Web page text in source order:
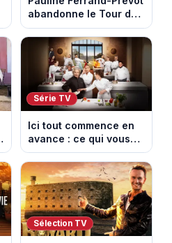
abandonne le Tour de
France Femmes avant
la 8e étape
Série TV
Ici tout commence en
avance : ce qui vous
attend la semaine du
10 au 14 août 2026
(spoiler)
Sélection TV